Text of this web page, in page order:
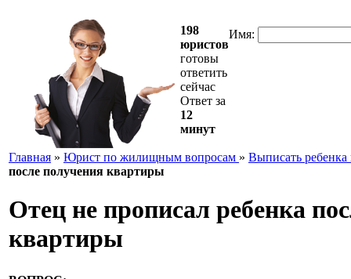
198
юристов
готовы
ответить
сейчас
Ответ за
12
минут
Имя:
Главная » Юрист по жилищным вопросам » Выписать ребенка
после получения квартиры
Отец не прописал ребенка
квартиры